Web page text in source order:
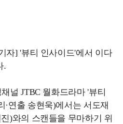
자] '뷰티 인사이드'에서 이다
.
널 JTBC 월화드라마 '뷰티
·연출 송현욱)에서는 서도재
)와의 스캔들을 무마하기 위